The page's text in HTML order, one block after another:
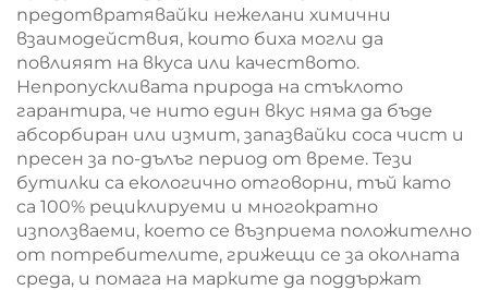
предотвратявайки нежелани химични
взаимодействия, които биха могли да
повлияят на вкуса или качеството.
Непропускливата природа на стъклото
гарантира, че нито един вкус няма да бъде
абсорбиран или измит, запазвайки соса чист и
пресен за по-дълъг период от време. Тези
бутилки са екологично отговорни, тъй като
са 100% рециклируеми и многократно
използваеми, което се възприема положително
от потребителите, грижещи се за околната
среда, и помага на марките да поддържат